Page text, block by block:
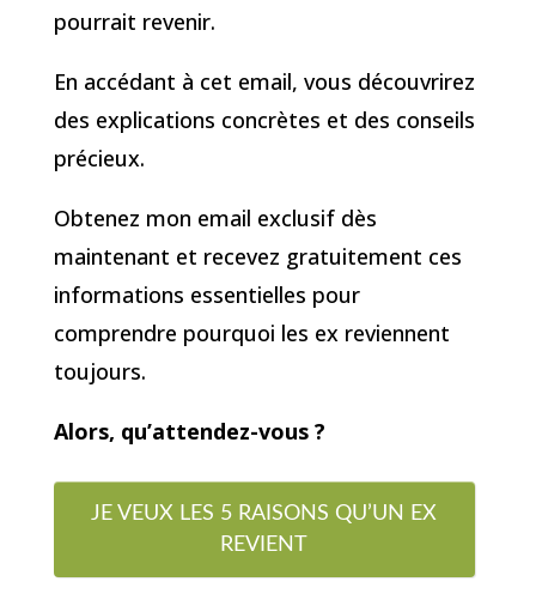
pourrait revenir.
En accédant à cet email, vous découvrirez
des explications concrètes et des conseils
précieux.
Obtenez mon email exclusif dès
maintenant et recevez gratuitement ces
informations essentielles pour
comprendre pourquoi les ex reviennent
toujours.
Alors, qu’attendez-vous ?
JE VEUX LES 5 RAISONS QU’UN EX
REVIENT